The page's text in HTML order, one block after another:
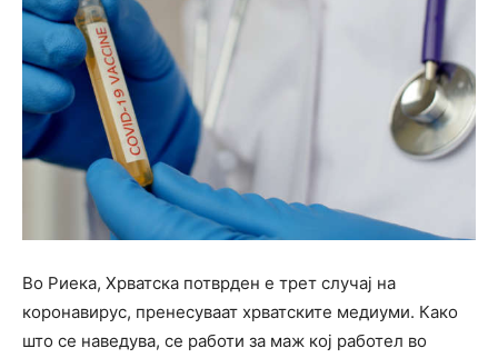
Во Риека, Хрватска потврден е трет случај на
коронавирус, пренесуваат хрватските медиуми. Како
што се наведува, се работи за маж кој работел во